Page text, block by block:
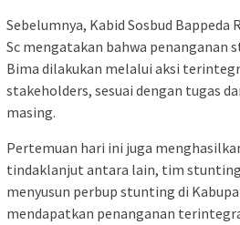
Sebelumnya, Kabid Sosbud Bappeda
Sc mengatakan bahwa penanganan
Bima dilakukan melalui aksi
stakeholders, sesuai dengan tugas
masing.
Pertemuan hari ini juga
tindaklanjut antara lain, tim stunting
menyusun perbup stunting di
mendapatkan penanganan